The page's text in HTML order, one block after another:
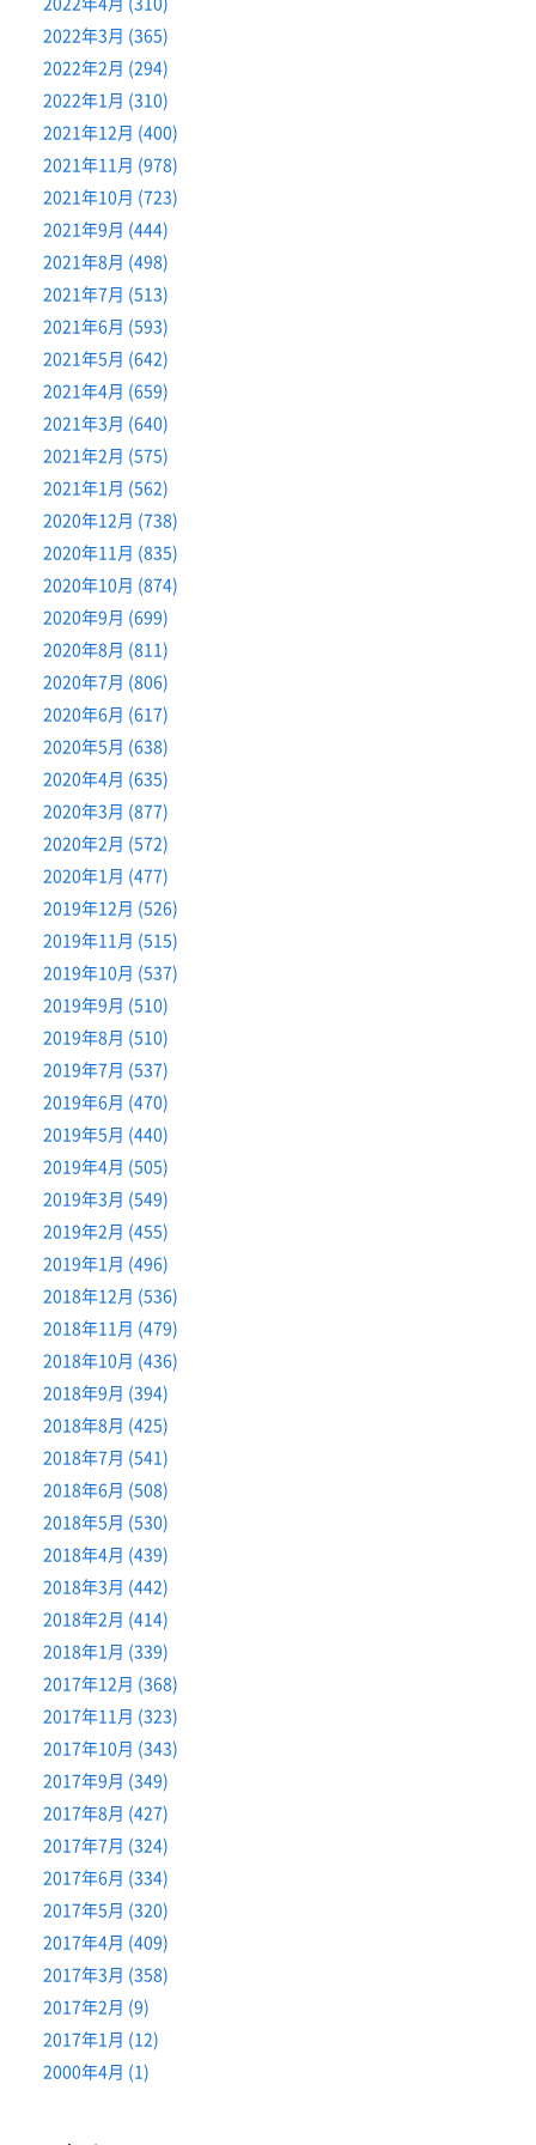
2022年3月 (365)
2022年2月 (294)
2022年1月 (310)
2021年12月 (400)
2021年11月 (978)
2021年10月 (723)
2021年9月 (444)
2021年8月 (498)
2021年7月 (513)
2021年6月 (593)
2021年5月 (642)
2021年4月 (659)
2021年3月 (640)
2021年2月 (575)
2021年1月 (562)
2020年12月 (738)
2020年11月 (835)
2020年10月 (874)
2020年9月 (699)
2020年8月 (811)
2020年7月 (806)
2020年6月 (617)
2020年5月 (638)
2020年4月 (635)
2020年3月 (877)
2020年2月 (572)
2020年1月 (477)
2019年12月 (526)
2019年11月 (515)
2019年10月 (537)
2019年9月 (510)
2019年8月 (510)
2019年7月 (537)
2019年6月 (470)
2019年5月 (440)
2019年4月 (505)
2019年3月 (549)
2019年2月 (455)
2019年1月 (496)
2018年12月 (536)
2018年11月 (479)
2018年10月 (436)
2018年9月 (394)
2018年8月 (425)
2018年7月 (541)
2018年6月 (508)
2018年5月 (530)
2018年4月 (439)
2018年3月 (442)
2018年2月 (414)
2018年1月 (339)
2017年12月 (368)
2017年11月 (323)
2017年10月 (343)
2017年9月 (349)
2017年8月 (427)
2017年7月 (324)
2017年6月 (334)
2017年5月 (320)
2017年4月 (409)
2017年3月 (358)
2017年2月 (9)
2017年1月 (12)
2000年4月 (1)